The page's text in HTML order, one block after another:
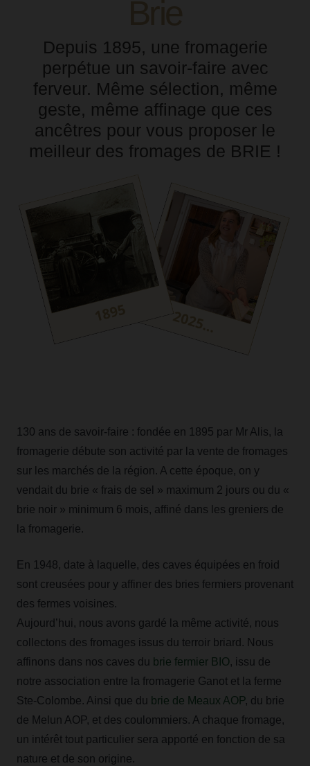
Depuis 1895, une fromagerie
perpétue un savoir-faire avec
ferveur. Même sélection, même
geste, même affinage que ces
ancêtres pour vous proposer le
meilleur des fromages de BRIE !
130 ans de savoir-faire : fondée en 1895 par Mr Alis, la
fromagerie débute son activité par la vente de fromages
sur les marchés de la région. A cette époque, on y
vendait du brie « frais de sel » maximum 2 jours ou du «
brie noir » minimum 6 mois, affiné dans les greniers de
la fromagerie.
En 1948, date à laquelle, des caves équipées en froid
sont creusées pour y affiner des bries fermiers provenant
des fermes voisines.
Aujourd’hui, nous avons gardé la même activité, nous
collectons des fromages issus du terroir briard. Nous
affinons dans nos caves du brie fermier BIO, issu de
notre association entre la fromagerie Ganot et la ferme
Ste-Colombe. Ainsi que du brie de Meaux AOP, du brie
de Melun AOP, et des coulommiers. A chaque fromage,
un intérêt tout particulier sera apporté en fonction de sa
nature et de son origine.